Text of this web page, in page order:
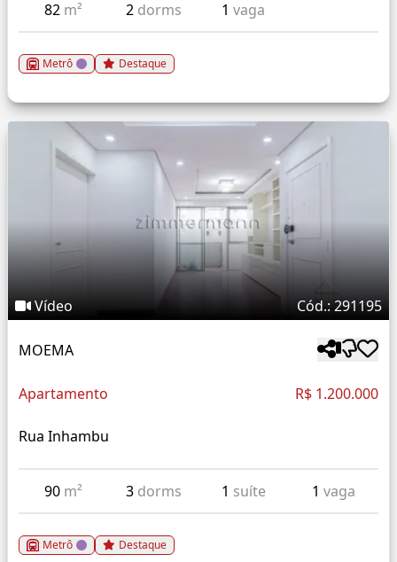
82 m² 2 dorms 1vaga
Metrô Destaque
Vídeo Cód.: 291195
MOEMA
Apartamento R$ 1.200.000
Rua Inhambu
90 m² 3 dorms 1 suíte 1 vaga
Metrô Destaque